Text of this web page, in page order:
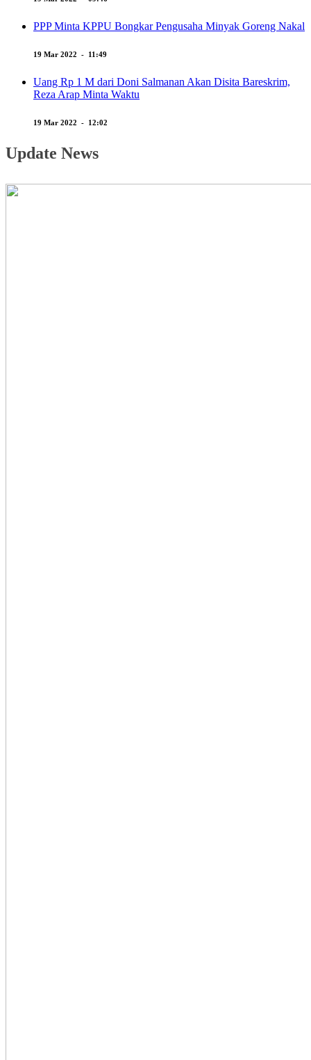
PPP Minta KPPU Bongkar Pengusaha Minyak Goreng Nakal
19 Mar 2022 - 11:49
Uang Rp 1 M dari Doni Salmanan Akan Disita Bareskrim,
Reza Arap Minta Waktu
19 Mar 2022 - 12:02
Update News